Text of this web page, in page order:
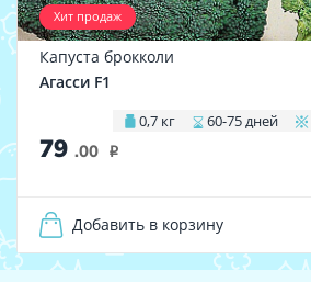
Хит продаж
Капуста брокколи
Агасси F1
0,7 кг 60-75 дней
79 .00 i
Добавить в корзину